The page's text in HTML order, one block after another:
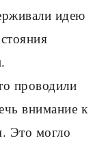
идею
проводили
внимание к
Это могло